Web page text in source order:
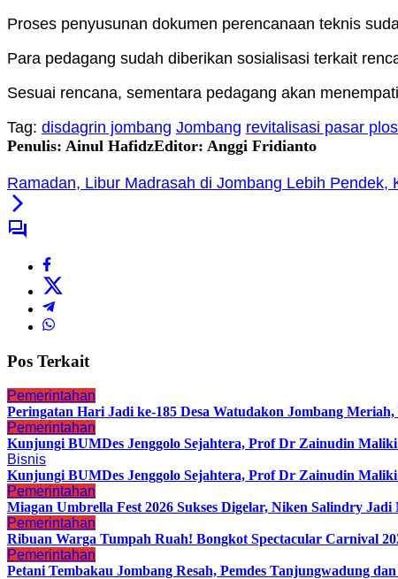
Proses penyusunan dokumen perencanaan teknis
Para pedagang sudah diberikan sosialisasi terkait
Sesuai rencana, sementara pedagang akan
Tag: disdagrin jombang Jombang revitalisasi pasar
Penulis: Ainul HafidzEditor: Anggi Fridianto
Ramadan, Libur Madrasah di Jombang Lebih
Pos Terkait
Pemerintahan
Peringatan Hari Jadi ke-185 Desa Watudakon Jombang
Pemerintahan
Kunjungi BUMDes Jenggolo Sejahtera, Prof Dr Zainudin
Bisnis
Kunjungi BUMDes Jenggolo Sejahtera, Prof Dr Zainudin
Pemerintahan
Miagan Umbrella Fest 2026 Sukses Digelar, Niken Salindry
Pemerintahan
Ribuan Warga Tumpah Ruah! Bongkot Spectacular Carnival
Pemerintahan
Petani Tembakau Jombang Resah, Pemdes Tanjungwadung